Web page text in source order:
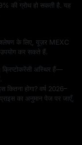
की ग्रोथ हो सकती है. यह
के लिए, यूज़र MEXC
कर सकते हैं.
क्रिप्टोकरेंसी अस्थिर हैं—
होगा? वर्ष 2026–
का अनुमान पेज पर जाएँ,